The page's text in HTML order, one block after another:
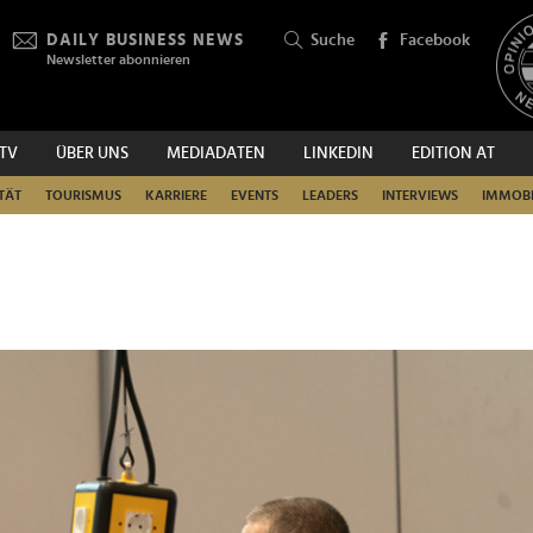
DAILY BUSINESS NEWS
Newsletter abonnieren
Suche Facebook
ÜBER UNS MEDIADATEN LINKEDIN EDITION AT
TOURISMUS KARRIERE EVENTS LEADERS INTERVIEWS
SUCHEN